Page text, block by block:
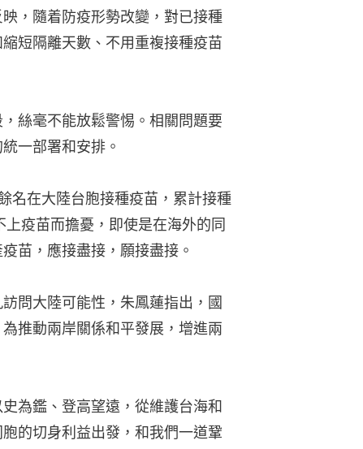
，隨着防疫形勢改變，對已接種
短隔離天數、不用重複接種疫苗
絲毫不能放鬆警惕。相關問題要
一部署和安排。
名在大陸台胞接種疫苗，累計接種
疫苗而擔憂，即使是在海外的同
苗，應接盡接，願接盡接。
問大陸可能性，朱鳳蓮指出，國
推動兩岸關係和平發展，增進兩
為鑑、登高望遠，從維護台海和
的切身利益出發，和我們一道鞏